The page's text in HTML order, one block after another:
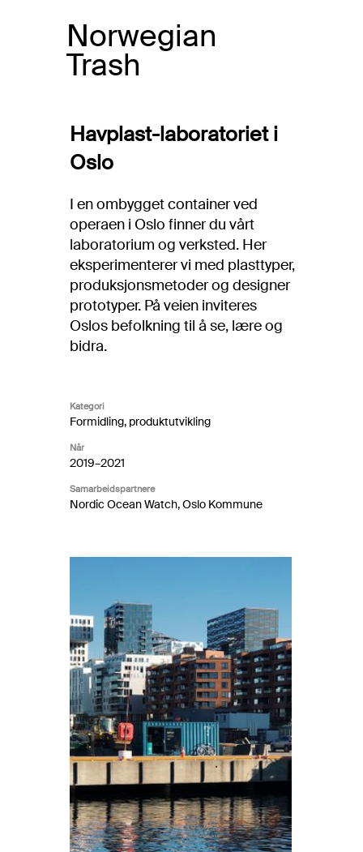
Norwegian
Trash
Havplast-laboratoriet i
Oslo
I en ombygget container ved
operaen i Oslo finner du vårt
laboratorium og verksted. Her
eksperimenterer vi med plasttyper,
produksjonsmetoder og designer
prototyper. På veien inviteres
Oslos befolkning til å se, lære og
bidra.
Kategori
Formidling, produktutvikling
Når
2019–2021
Samarbeidspartnere
Nordic Ocean Watch, Oslo Kommune